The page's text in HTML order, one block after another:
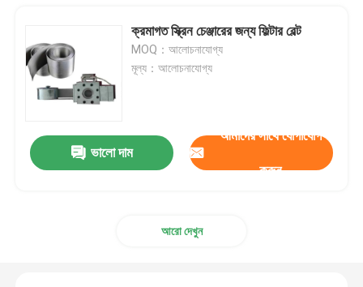
আমাদের সাথে যোগাযোগ করুন
মামলা
ক্রমাগত স্ক্রিন চেঞ্জারের জন্য ফিল্টার বেল্ট
MOQ：আলোচনাযোগ্য
মূল্য：আলোচনাযোগ্য
ভালো দাম
আমাদের সাথে যোগাযোগ
করুন
আরো দেখুন